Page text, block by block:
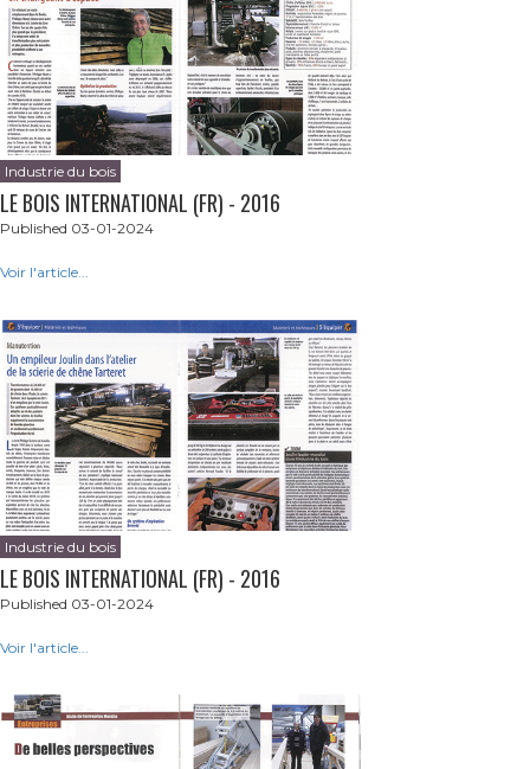
Industrie du bois
LE BOIS INTERNATIONAL (FR) - 2016
Published 03-01-2024
Voir l'article...
Industrie du bois
LE BOIS INTERNATIONAL (FR) - 2016
Published 03-01-2024
Voir l'article...